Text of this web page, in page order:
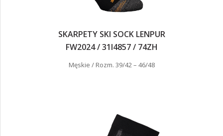
SKARPETY SKI SOCK LENPUR
FW2024 / 31I4857 / 74ZH
Męskie / Rozm. 39/42 – 46/48